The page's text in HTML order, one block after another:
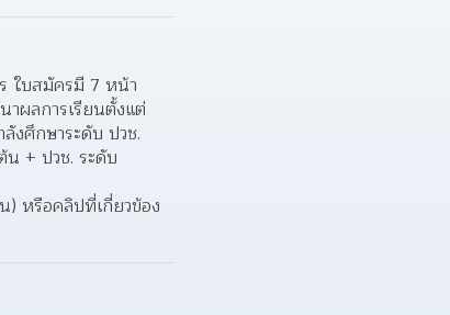
ใบสมัครมี 7 หน้า
าผลการเรียนตั้งแต่
งศึกษาระดับ ปวช.
+ ปวช. ระดับ
) หรือคลิปที่เกี่ยวข้อง